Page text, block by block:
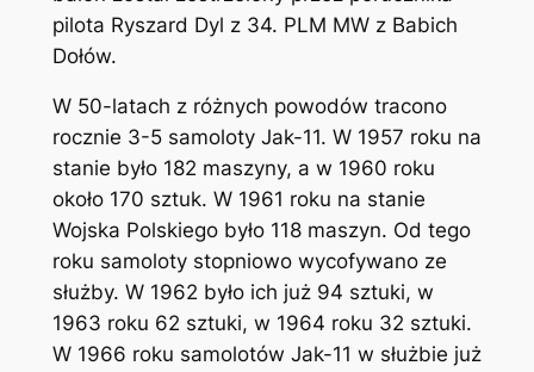
pilota Ryszard Dyl z 34. PLM MW z Babich
Dołów.
W 50-latach z różnych powodów tracono
rocznie 3-5 samoloty Jak-11. W 1957 roku na
stanie było 182 maszyny, a w 1960 roku
około 170 sztuk. W 1961 roku na stanie
Wojska Polskiego było 118 maszyn. Od tego
roku samoloty stopniowo wycofywano ze
służby. W 1962 było ich już 94 sztuki, w
1963 roku 62 sztuki, w 1964 roku 32 sztuki.
W 1966 roku samolotów Jak-11 w służbie już